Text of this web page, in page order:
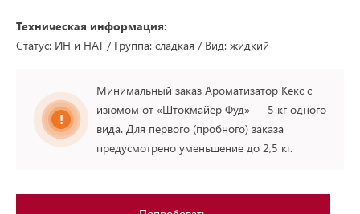
Техническая информация:
Статус: ИН и НАТ / Группа: сладкая / Вид: жидкий
Минимальный заказ Ароматизатор Кекс с
изюмом от «Штокмайер Фуд» — 5 кг одного
вида. Для первого (пробного) заказа
предусмотрено уменьшение до 2,5 кг.